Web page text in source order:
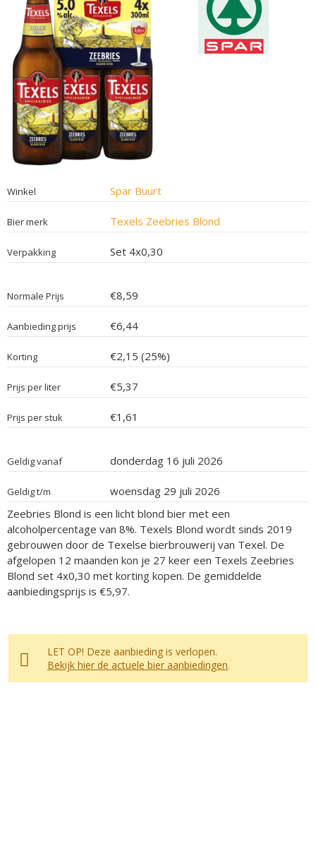
Winkel Spar Buurt
Bier merk Texels Zeebries Blond
Verpakking Set 4x0,30
Normale Prijs €8,59
Aanbieding prijs €6,44
Korting €2,15 (25%)
Prijs per liter €5,37
Prijs per stuk €1,61
Geldig vanaf donderdag 16 juli 2026
Geldig t/m
woensdag 29 juli 2026
Zeebries Blond is een licht blond bier met een
alcoholpercentage van 8%. Texels Blond wordt sinds 2019
gebrouwen door de Texelse bierbrouwerij van Texel. De
afgelopen 12 maanden kon je 27 keer een Texels Zeebries
Blond set 4x0,30 met korting kopen. De gemiddelde
aanbiedingsprijs is €5,97.
LET OP! Deze aanbieding is verlopen.
Bekijk hier de actuele bier aanbiedingen.